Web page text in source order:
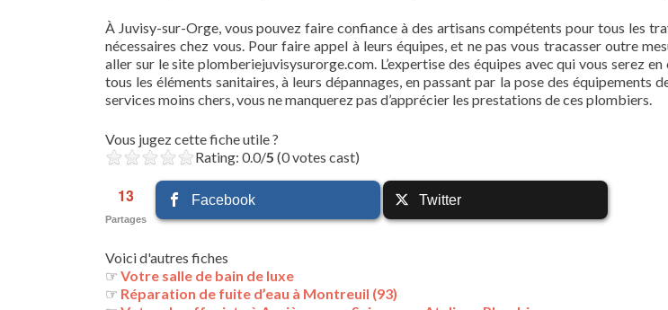
À Juvisy-sur-Orge, vous pouvez faire confiance à des artisans compétents pour tous les
nécessaires chez vous. Pour faire appel à leurs équipes, et ne pas vous tracasser outre
aller sur le site plomberiejuvisysurorge.com. L’expertise des équipes avec qui vous serez
tous les éléments sanitaires, à leurs dépannages, en passant par la pose des équipements
services moins chers, vous ne manquerez pas d’apprécier les prestations de ces plombiers.
Vous jugez cette fiche utile ?
Rating: 0.0/5 (0 votes cast)
13
Partages
Facebook Twitter
Voici d'autres fiches
☞ Votre salle de bain de luxe
☞ Réparation de fuite d’eau à Montreuil (93)